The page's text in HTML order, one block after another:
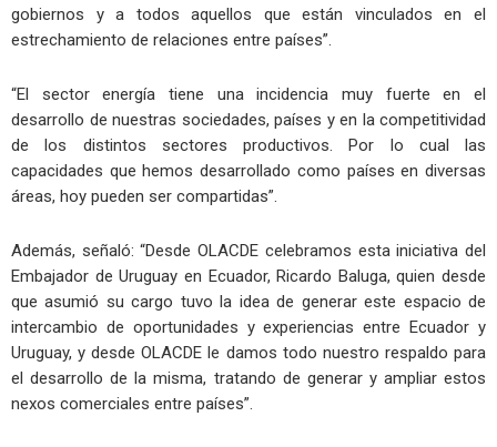
gobiernos y a todos aquellos que están vinculados en el
estrechamiento de relaciones entre países”.
“El sector energía tiene una incidencia muy fuerte en el
desarrollo de nuestras sociedades, países y en la competitividad
de los distintos sectores productivos. Por lo cual las
capacidades que hemos desarrollado como países en diversas
áreas, hoy pueden ser compartidas”.
Además, señaló: “Desde OLACDE celebramos esta iniciativa del
Embajador de Uruguay en Ecuador, Ricardo Baluga, quien desde
que asumió su cargo tuvo la idea de generar este espacio de
intercambio de oportunidades y experiencias entre Ecuador y
Uruguay, y desde OLACDE le damos todo nuestro respaldo para
el desarrollo de la misma, tratando de generar y ampliar estos
nexos comerciales entre países”.